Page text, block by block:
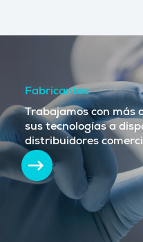
Fabricantes
Trabajamos con más
sus tecnologías a
distribuidores